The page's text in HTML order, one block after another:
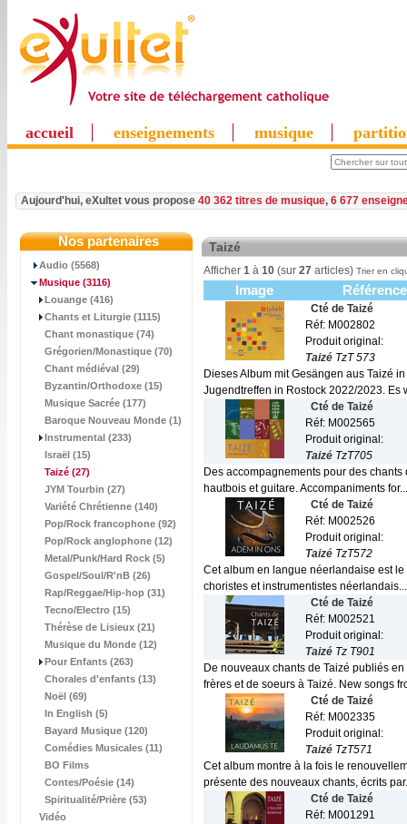
accueil enseignements musique
Aujourd'hui, eXultet vous propose 40 362 titres de musique, 6 677
Nos partenaires
Audio (5568)
Musique (3116)
Louange (416)
Chants et Liturgie (1115)
Chant monastique (74)
Grégorien/Monastique (70)
Chant médiéval (29)
Byzantin/Orthodoxe (15)
Musique Sacrée (177)
Baroque Nouveau Monde (1)
Instrumental (233)
Israël (15)
Taizé (27)
JYM Tourbin (27)
Variété Chrétienne (140)
Pop/Rock francophone (92)
Pop/Rock anglophone (12)
Metal/Punk/Hard Rock (5)
Gospel/Soul/R'nB (26)
Rap/Reggae/Hip-hop (31)
Tecno/Electro (15)
Thérèse de Lisieux (21)
Musique du Monde (12)
Pour Enfants (263)
Chorales d'enfants (13)
Noël (69)
In English (5)
Bayard Musique (120)
Comédies Musicales (11)
BO Films
Contes/Poésie (14)
Spiritualité/Prière (53)
Vidéo
Taizé
Afficher 1 à 10 (sur 27 articles) Trier en
Image
Cté de Taizé
Réf: M002802
Produit original:
Taizé TzT 573
Dieses Album mit Gesängen aus Taizé
Jugendtreffen in Rostock 2022/2023. Es
Cté de Taizé
Réf: M002565
Produit original:
Taizé TzT705
Des accompagnements pour des
hautbois et guitare. Accompaniments for...
Cté de Taizé
Réf: M002526
Produit original:
Taizé TzT572
Cet album en langue néerlandaise est
choristes et instrumentistes
Cté de Taizé
Réf: M002521
Produit original:
Taizé Tz T901
De nouveaux chants de Taizé publiés
frères et de soeurs à Taizé. New songs
Cté de Taizé
Réf: M002335
Produit original:
Taizé TzT571
Cet album montre à la fois le
présente des nouveaux chants, écrits
Cté de Taizé
Réf: M001291